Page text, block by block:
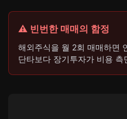
⚠️ 빈번한 매매의 함정
해외주식을 월 2회 매매하면
단타보다 장기투자가 비용